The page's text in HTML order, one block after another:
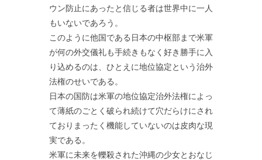
ウン防止にあったと信じる者は世界中に一人
もいないであろう。
このように他国である日本の中枢部まで米軍
が何の外交儀礼も手続きもなく好き勝手に入
り込めるのは、ひとえに地位協定という治外
法権のせいである。
日本の国防は米軍の地位協定治外法権によっ
て薄紙のごとく破られ続けて穴だらけにされ
ておりまったく機能していないのは皮肉な現
実である。
米軍に未来を轢殺された沖縄の少女とおなじ